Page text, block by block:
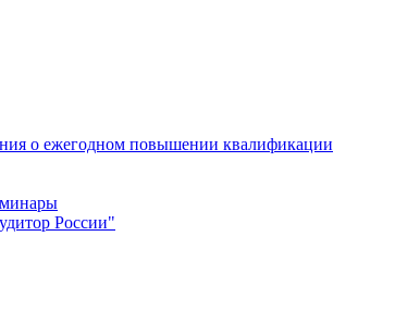
о ежегодном повышении квалификации
России"